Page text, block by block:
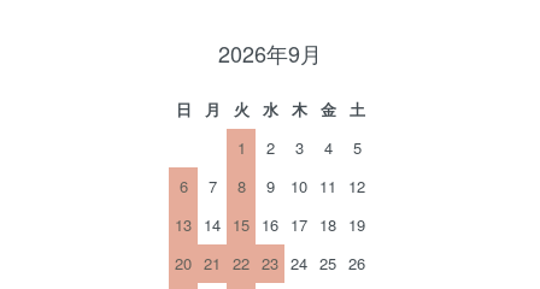
2026年9月
日 月 火 水 木 金
土
1
2 3 4
5
6
7 8 9 10 11
12
13 14 15 16 17 18 19
20 21 22 23 24 25 26